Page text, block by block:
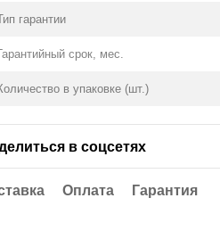
гарантии
срок, мес.
в упаковке (шт.)
в соцсетях
Оплата Гарантия